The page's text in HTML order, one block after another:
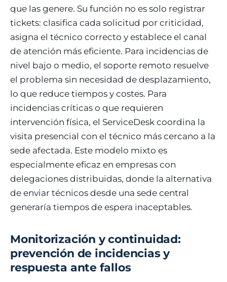
que las genere. Su función no es solo registrar
tickets: clasifica cada solicitud por criticidad,
asigna el técnico correcto y establece el canal
de atención más eficiente. Para incidencias de
nivel bajo o medio, el soporte remoto resuelve
el problema sin necesidad de desplazamiento,
lo que reduce tiempos y costes. Para
incidencias críticas o que requieren
intervención física, el ServiceDesk coordina la
visita presencial con el técnico más cercano a la
sede afectada. Este modelo mixto es
especialmente eficaz en empresas con
delegaciones distribuidas, donde la alternativa
de enviar técnicos desde una sede central
generaría tiempos de espera inaceptables.
Monitorización y continuidad:
prevención de incidencias y
respuesta ante fallos